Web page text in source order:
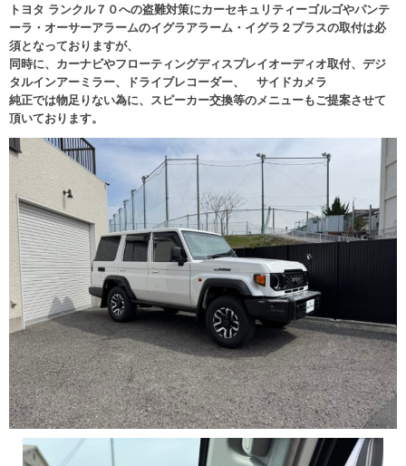
トヨタ ランクル７０への盗難対策にカーセキュリティーゴルゴやパンテ
ーラ・オーサーアラームのイグラアラーム・イグラ２プラスの取付は必
須となっておりますが、
同時に、カーナビやフローティングディスプレイオーディオ取付、デジ
タルインアーミラー、ドライブレコーダー、 サイドカメラ
純正では物足りない為に、スピーカー交換等のメニューもご提案させて
頂いております。